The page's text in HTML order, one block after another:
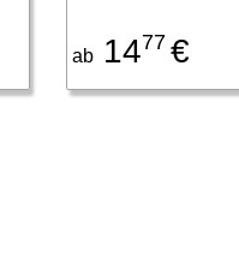
ab1477 €